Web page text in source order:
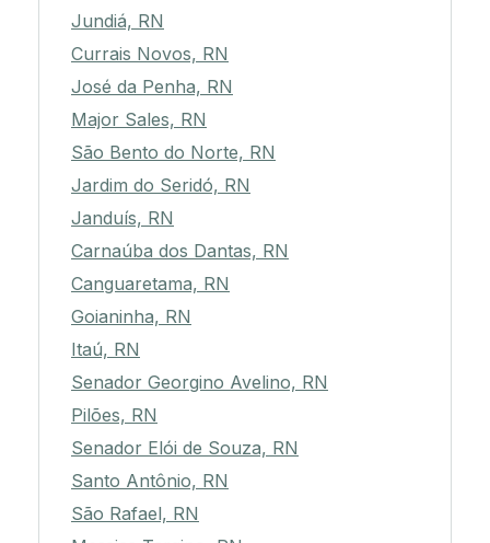
Jundiá, RN
Currais Novos, RN
José da Penha, RN
Major Sales, RN
São Bento do Norte, RN
Jardim do Seridó, RN
Janduís, RN
Carnaúba dos Dantas, RN
Canguaretama, RN
Goianinha, RN
Itaú, RN
Senador Georgino Avelino, RN
Pilões, RN
Senador Elói de Souza, RN
Santo Antônio, RN
São Rafael, RN